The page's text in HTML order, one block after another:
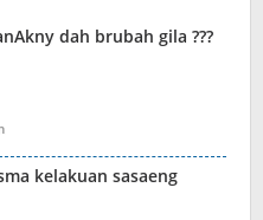
dah brubah gila ???
kelakuan sasaeng